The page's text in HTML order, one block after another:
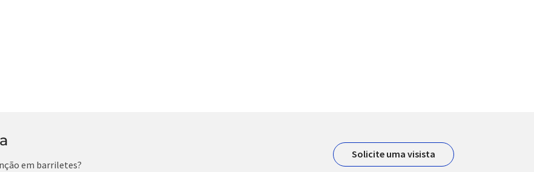
em barriletes?
Solicite uma visista